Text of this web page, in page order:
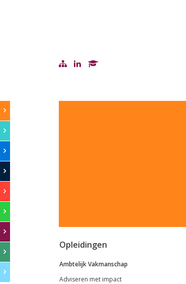
Opleidingen
Ambtelijk Vakmanschap
Adviseren met impact